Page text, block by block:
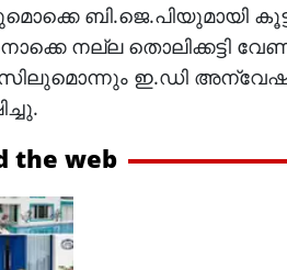
ബി.ജെ.പിയുമായി
നല്ല തൊലിക്കട്ടി
ഇ.ഡി
the web